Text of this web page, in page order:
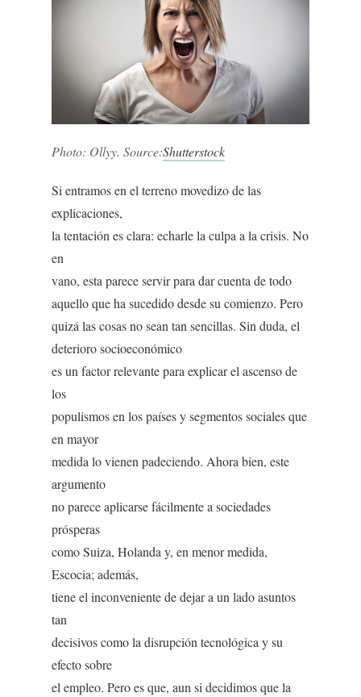
Photo: Ollyy. Source:Shutterstock
Si entramos en el terreno movedizo de las
explicaciones,
la tentación es clara: echarle la culpa a la crisis. No
en
vano, esta parece servir para dar cuenta de todo
aquello que ha sucedido desde su comienzo. Pero
quizá las cosas no sean tan sencillas. Sin duda, el
deterioro socioeconómico
es un factor relevante para explicar el ascenso de
los
populismos en los países y segmentos sociales que
en mayor
medida lo vienen padeciendo. Ahora bien, este
argumento
no parece aplicarse fácilmente a sociedades
prósperas
como Suiza, Holanda y, en menor medida,
Escocia; además,
tiene el inconveniente de dejar a un lado asuntos
tan
decisivos como la disrupción tecnológica y su
efecto sobre
el empleo. Pero es que, aun si decidimos que la